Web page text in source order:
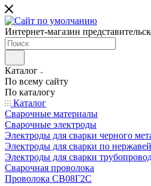
Интернет-магазин
Каталог
По всему сайту
По каталогу
Каталог
Сварочные материалы
Сварочные электроды
Электроды для сварки черного
Электроды для сварки по
Электроды для сварки
Сварочная проволока
Проволока СВ08Г2С